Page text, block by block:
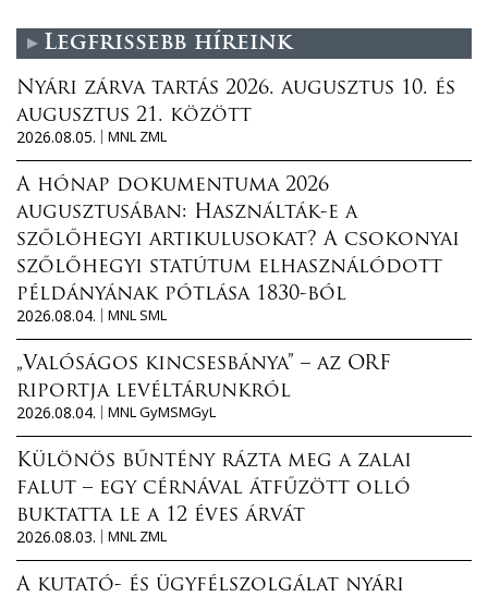
Legfrissebb híreink
Nyári zárva tartás 2026. augusztus 10. és
augusztus 21. között
2026.08.05.
MNL ZML
A hónap dokumentuma 2026
augusztusában: Használták-e a
szőlőhegyi artikulusokat? A csokonyai
szőlőhegyi statútum elhasználódott
példányának pótlása 1830-ból
2026.08.04.
MNL SML
„Valóságos kincsesbánya” – az ORF
riportja levéltárunkról
2026.08.04.
MNL GyMSMGyL
Különös bűntény rázta meg a zalai
falut – egy cérnával átfűzött olló
buktatta le a 12 éves árvát
2026.08.03.
MNL ZML
A kutató- és ügyfélszolgálat nyári